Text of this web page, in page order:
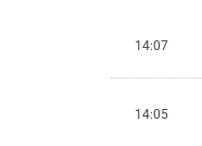
14:07
14:05